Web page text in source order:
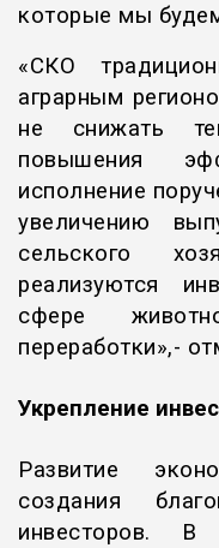
которые мы
«СКО
аграрным
не снижать
повышения
исполнение
увеличению
сельского
реализуются
сфере
переработки»,-
Укрепление
Развитие
создания
инвесторов. В